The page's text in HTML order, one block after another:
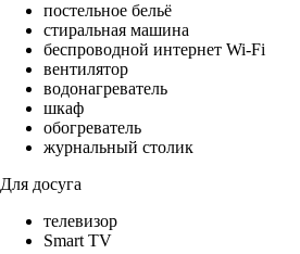
постельное бельё
стиральная машина
беспроводной интернет Wi-Fi
вентилятор
водонагреватель
шкаф
обогреватель
журнальный столик
Для досуга
телевизор
Smart TV